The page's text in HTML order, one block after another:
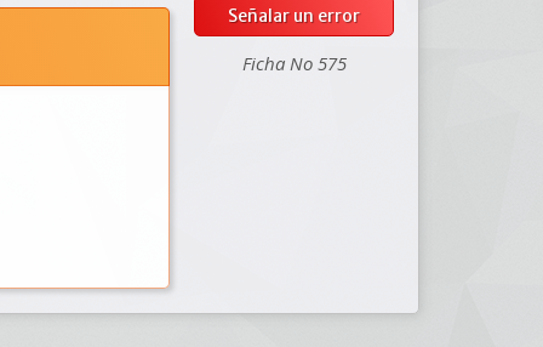
Señalar un error
Ficha No 575